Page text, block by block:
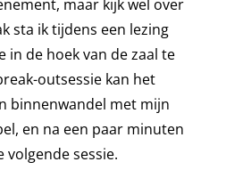
maar kijk wel over
sta ik tijdens een lezing
in de hoek van de zaal te
outsessie kan het
binnenwandel met mijn
en na een paar minuten
sessie.